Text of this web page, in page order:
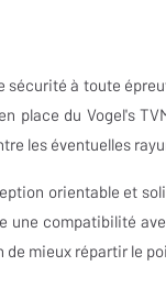
sécurité à toute
place du Vogel's
les éventuelles
orientable et
une compatibilité
mieux répartir le